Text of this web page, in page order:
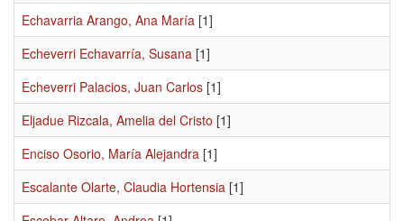
Echavarria Arango, Ana María [1]
Echeverri Echavarría, Susana [1]
Echeverri Palacios, Juan Carlos [1]
Eljadue Rizcala, Amelia del Cristo [1]
Enciso Osorio, María Alejandra [1]
Escalante Olarte, Claudia Hortensia [1]